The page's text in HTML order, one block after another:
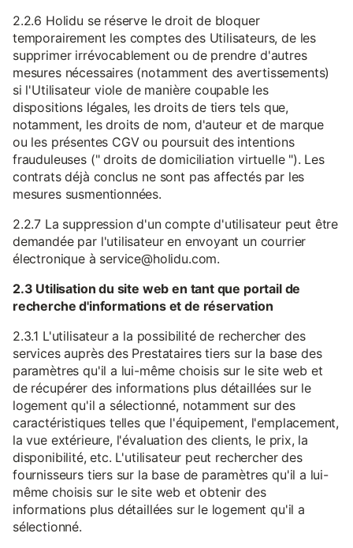
2.2.6 Holidu se réserve le droit de bloquer
temporairement les comptes des Utilisateurs, de les
supprimer irrévocablement ou de prendre d'autres
mesures nécessaires (notamment des avertissements)
si l'Utilisateur viole de manière coupable les
dispositions légales, les droits de tiers tels que,
notamment, les droits de nom, d'auteur et de marque
ou les présentes CGV ou poursuit des intentions
frauduleuses (" droits de domiciliation virtuelle "). Les
contrats déjà conclus ne sont pas affectés par les
mesures susmentionnées.
2.2.7 La suppression d'un compte d'utilisateur peut être
demandée par l'utilisateur en envoyant un courrier
électronique à service@holidu.com.
2.3 Utilisation du site web en tant que portail de
recherche d'informations et de réservation
2.3.1 L'utilisateur a la possibilité de rechercher des
services auprès des Prestataires tiers sur la base des
paramètres qu'il a lui-même choisis sur le site web et
de récupérer des informations plus détaillées sur le
logement qu'il a sélectionné, notamment sur des
caractéristiques telles que l'équipement, l'emplacement,
la vue extérieure, l'évaluation des clients, le prix, la
disponibilité, etc. L'utilisateur peut rechercher des
fournisseurs tiers sur la base de paramètres qu'il a lui-
même choisis sur le site web et obtenir des
informations plus détaillées sur le logement qu'il a
sélectionné.